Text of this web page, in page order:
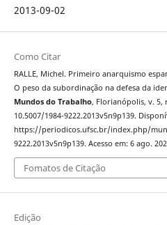
2013-09-02
Como Citar
RALLE, Michel. Primeiro anarquismo
O peso da subordinação na defesa da
Mundos do Trabalho, Florianópolis, v. 5,
10.5007/1984-9222.2013v5n9p139.
https://periodicos.ufsc.br/index.php/
9222.2013v5n9p139. Acesso em: 6 ago.
Fomatos de Citação
Edição